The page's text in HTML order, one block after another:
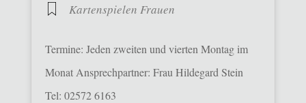
Kartenspielen Frauen
Termine: Jeden zweiten und vierten Montag im
Monat Ansprechpartner: Frau Hildegard Stein
Tel: 02572 6163